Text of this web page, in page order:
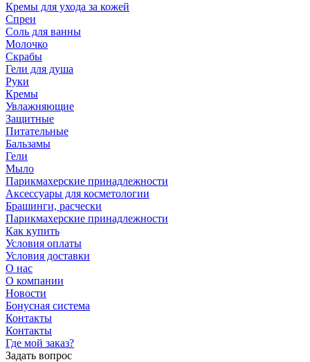
Кремы для ухода за кожей
Спреи
Соль для ванны
Молочко
Скрабы
Гели для душа
Руки
Кремы
Увлажняющие
Защитные
Питательные
Бальзамы
Гели
Мыло
Парикмахерские принадлежности
Аксессуары для косметологии
Брашинги, расчески
Парикмахерские принадлежности
Как купить
Условия оплаты
Условия доставки
О нас
О компании
Новости
Бонусная система
Контакты
Контакты
Где мой заказ?
Задать вопрос